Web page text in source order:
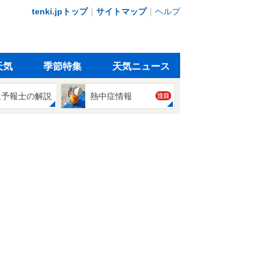
tenki.jpトップ｜ サイトマップ｜ ヘルプ
気 季節特集 天気ニュース
報士の解説 熱中症情報 注目